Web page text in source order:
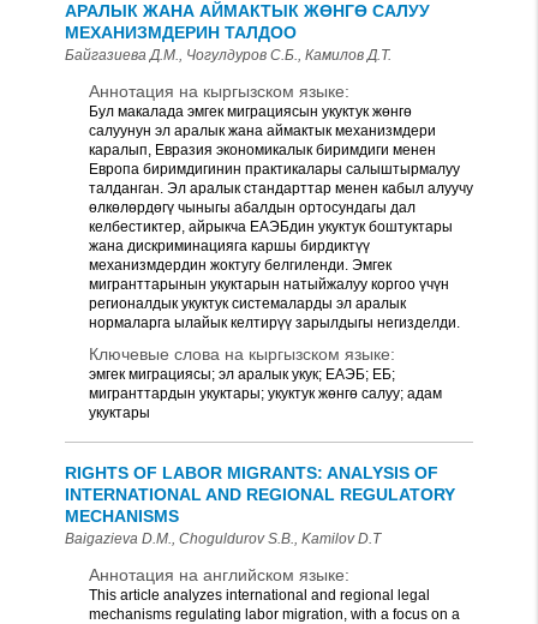
АРАЛЫК ЖАНА АЙМАКТЫК ЖӨНГӨ САЛУУ
МЕХАНИЗМДЕРИН ТАЛДОО
Байгазиева Д.М., Чогулдуров С.Б., Камилов Д.Т.
Аннотация на кыргызском языке:
Бул макалада эмгек миграциясын укуктук жөнгө
салуунун эл аралык жана аймактык механизмдери
каралып, Евразия экономикалык биримдиги менен
Европа биримдигинин практикалары салыштырмалуу
талданган. Эл аралык стандарттар менен кабыл алуучу
өлкөлөрдөгү чыныгы абалдын ортосундагы дал
келбестиктер, айрыкча ЕАЭБдин укуктук боштуктары
жана дискриминацияга каршы бирдиктүү
механизмдердин жоктугу белгиленди. Эмгек
мигранттарынын укуктарын натыйжалуу коргоо үчүн
регионалдык укуктук системаларды эл аралык
нормаларга ылайык келтирүү зарылдыгы негизделди.
Ключевые слова на кыргызском языке:
эмгек миграциясы; эл аралык укук; ЕАЭБ; ЕБ;
мигранттардын укуктары; укуктук жөнгө салуу; адам
укуктары
RIGHTS OF LABOR MIGRANTS: ANALYSIS OF
INTERNATIONAL AND REGIONAL REGULATORY
MECHANISMS
Baigazieva D.M., Choguldurov S.B., Kamilov D.T
Аннотация на английском языке:
This article analyzes international and regional legal
mechanisms regulating labor migration, with a focus on a